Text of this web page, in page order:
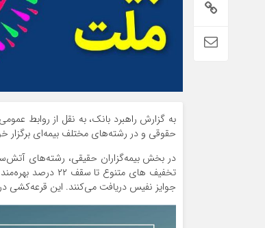
حقوقی و در رشته‌های مختلف بیمه‌ای برگزار
در بخش بیمه‌گزاران حقیقی، رشته‌های
جوایز نفیس دریافت می‌کنند. این قرعه‌کشی
اطلاعیه تامین اجتماعی درباره واریز حقوق